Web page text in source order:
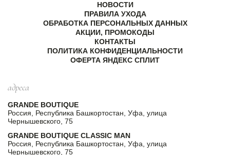
НОВОСТИ
ПРАВИЛА УХОДА
ОБРАБОТКА ПЕРСОНАЛЬНЫХ ДАННЫХ
АКЦИИ, ПРОМОКОДЫ
КОНТАКТЫ
ПОЛИТИКА КОНФИДЕНЦИАЛЬНОСТИ
ОФЕРТА ЯНДЕКС СПЛИТ
адреса
GRANDE BOUTIQUE
Россия, Республика Башкортостан, Уфа, улица
Чернышевского, 75
GRANDE BOUTIQUE CLASSIC MAN
Россия, Республика Башкортостан, Уфа, улица
Чернышевского, 75